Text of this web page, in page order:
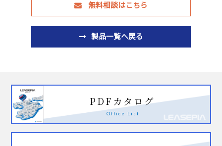
無料相談はこちら
製品一覧へ戻る
PDFカタログ
Office List